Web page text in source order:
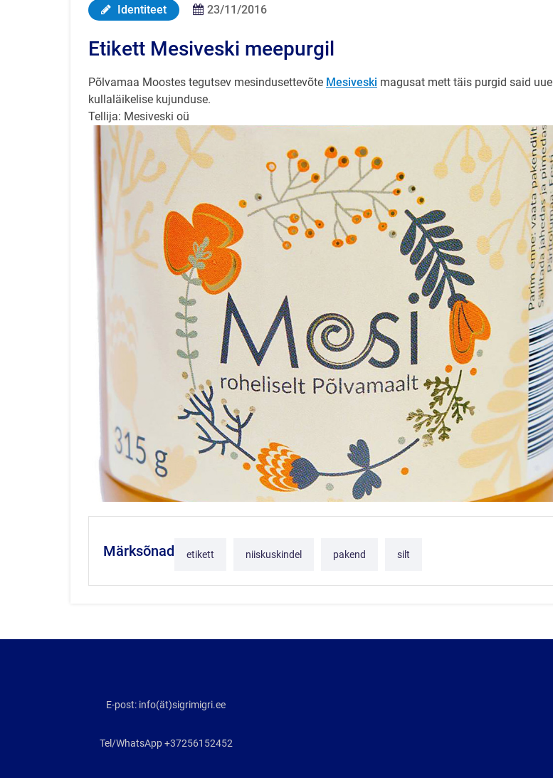
Identiteet 23/11/2016
Etikett Mesiveski meepurgil
Põlvamaa Moostes tegutsev mesindusettevõte Mesiveski magusat mett täis purgid said uue
kullaläikelise kujunduse.
Tellija: Mesiveski oü
Märksõnad etikett niiskuskindel pakend silt
E-post: info(ät)sigrimigri.ee
Tel/WhatsApp +37256152452